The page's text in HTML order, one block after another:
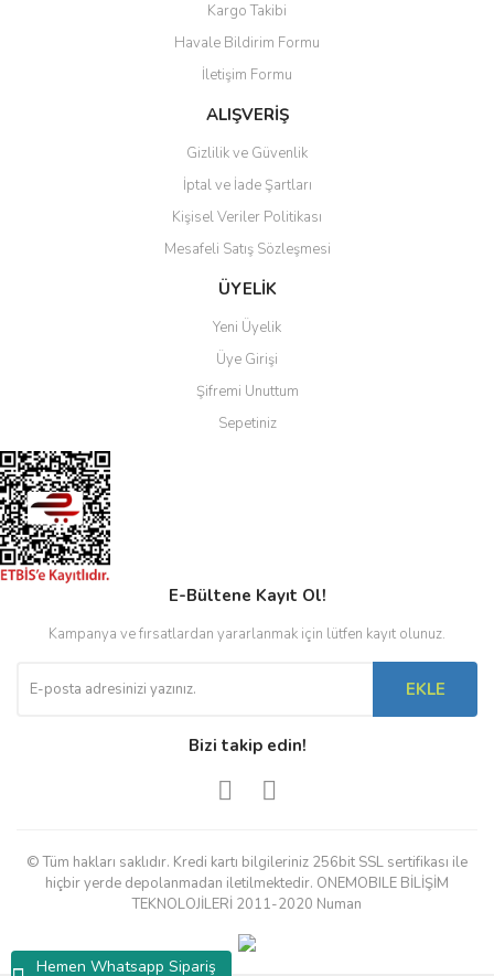
Hemen Whatsapp Sipariş
Ürün resmi kalitesiz, bozuk veya görüntülenemiyor.
Ürün açıklamasında eksik bilgiler bulunuyor.
Ürün bilgilerinde hatalar bulunuyor.
Ürün fiyatı diğer sitelerden daha pahalı.
Gönder
Kargo Takibi
Havale Bildirim Formu
İletişim Formu
ALIŞVERİŞ
Gizlilik ve Güvenlik
İptal ve İade Şartları
Kişisel Veriler Politikası
Mesafeli Satış Sözleşmesi
ÜYELİK
Yeni Üyelik
Üye Girişi
Şifremi Unuttum
Sepetiniz
E-Bültene Kayıt Ol!
Kampanya ve fırsatlardan yararlanmak için lütfen kayıt olunuz.
EKLE
Bizi takip edin!
© Tüm hakları saklıdır. Kredi kartı bilgileriniz 256bit SSL sertifikası ile
hiçbir yerde depolanmadan iletilmektedir. ONEMOBILE BİLİŞİM
TEKNOLOJİLERİ 2011-2020 Numan